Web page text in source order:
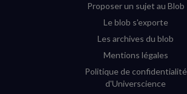
Proposer un sujet au Blob
Le blob s'exporte
Les archives du blob
Mentions légales
Politique de confidentialité
d'Universcience